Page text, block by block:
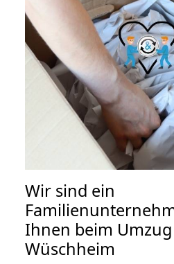
Wir sind ein
Ihnen beim
Wüschheim